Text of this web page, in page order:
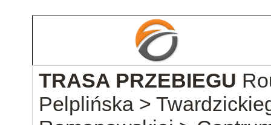
TRASA PRZEBIEGU
Pelplińska >